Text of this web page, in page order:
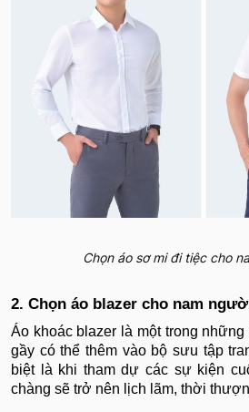
Chọn áo sơ mi đi tiệc cho
2. Chọn áo blazer cho nam
Áo khoác blazer là một trong
gầy có thể thêm vào bộ sưu tập
biệt là khi tham dự các sự kiện
chàng sẽ trở nên lịch lãm, thời